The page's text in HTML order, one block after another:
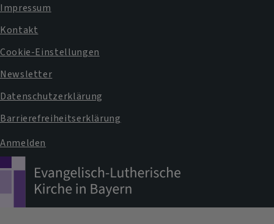
Fußbereichsmenü
Impressum
Kontakt
Cookie-Einstellungen
Newsletter
Datenschutzerklärung
Barrierefreiheitserklärung
Benutzermenü
Anmelden